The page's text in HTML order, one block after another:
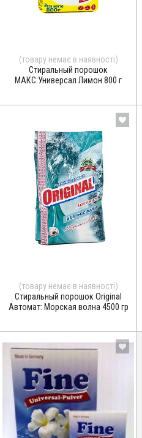
(товару немає в наявності)
Стиральный порошок
МАКС:Универсал Лимон 800 г
(товару немає в наявності)
Стиральный порошок Original
Автомат: Морская волна 4500 гр